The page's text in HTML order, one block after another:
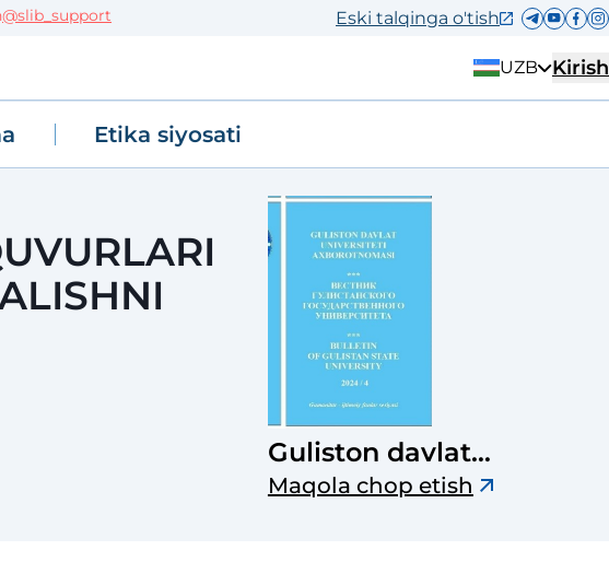
Eski talqinga o'tish
UZB Kirish
Etika siyosati
Guliston davlat
universiteti
Maqola chop etish